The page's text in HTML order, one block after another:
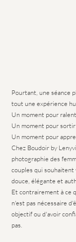
Pourtant, une séance
tout une expérience
Un moment pour
Un moment pour
Un moment pour
Chez Boudoir by
photographie des
couples qui souhaitent
douce, élégante et
Et contrairement à ce
n'est pas nécessaire
objectif ou d'avoir
pas.